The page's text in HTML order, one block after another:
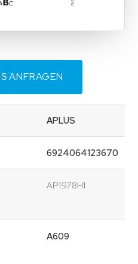
ANFRAGEN
APLUS
6924064123670
AP1978H1
A609